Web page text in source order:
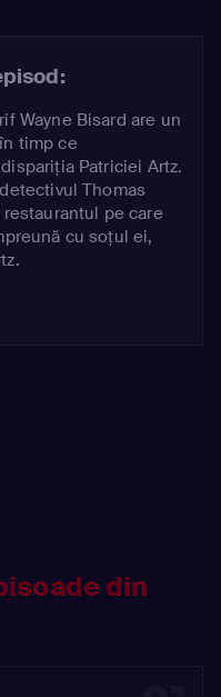
Wayne Bisard are un
timp ce
Patriciei Artz.
Thomas
pe care
cu soțul ei,
din